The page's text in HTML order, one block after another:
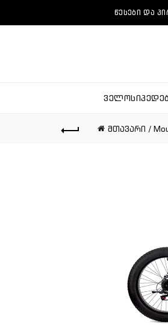
ᲬᲔᲡᲔᲑᲘ ᲓᲐ
მთავარი